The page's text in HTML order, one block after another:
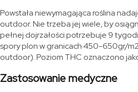
Powstała niewymagająca roślina
outdoor. Nie trzeba jej wiele, by
pełnej dojrzałości potrzebuje 9
spory plon w granicach 450-650gr/
outdoor). Poziom THC oznaczono
Zastosowanie medyczne